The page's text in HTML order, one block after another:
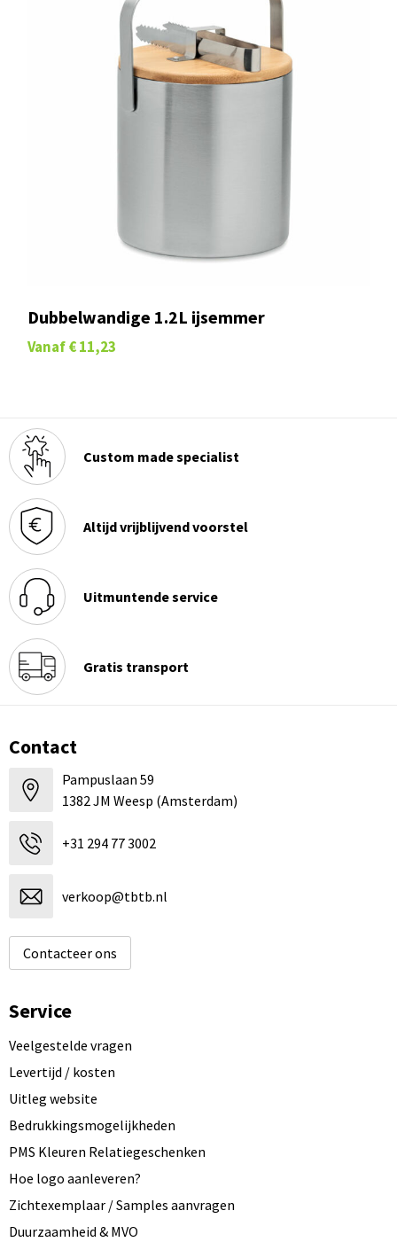
Dubbelwandige 1.2L ijsemmer
Vanaf € 11,23
Custom made specialist
Altijd vrijblijvend voorstel
Uitmuntende service
Gratis transport
Contact
Pampuslaan 59
1382 JM Weesp (Amsterdam)
+31 294 77 3002
verkoop@tbtb.nl
Contacteer ons
Service
Veelgestelde vragen
Levertijd / kosten
Uitleg website
Bedrukkingsmogelijkheden
PMS Kleuren Relatiegeschenken
Hoe logo aanleveren?
Zichtexemplaar / Samples aanvragen
Duurzaamheid & MVO